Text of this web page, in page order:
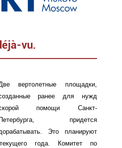
vu.
вертолетные площадки,
ранее для нужд
помощи Санкт-
придется
Это планируют
года. Комитет по